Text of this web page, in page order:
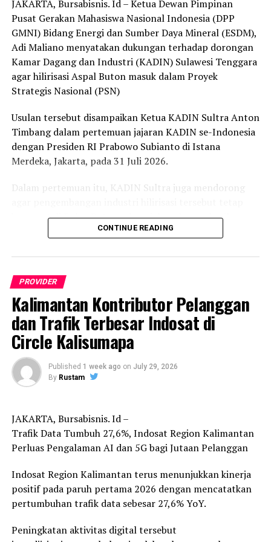
kasus tersebut membuat tantangan sendiri untuk
melakukan penyitaan dana yang dicuri.
Sumber : CNBCIndonesia.com
Penulis : Tam
Post Views: 9,055
UP NEXT
Presiden Prabowo Luncurkan Badan Pengelola Investasi
Daya Anagata Nusantara
Perumda Utama Sultra dan PT Medco Infrastruktur
JAKARTA, Bursabisnis. Id – Ketua Dewan Pimpinan
Pusat Gerakan Mahasiswa Nasional Indonesia (DPP
GMNI) Bidang Energi dan Sumber Daya Mineral (ESDM),
Adi Maliano menyatakan dukungan terhadap dorongan
Kamar Dagang dan Industri (KADIN) Sulawesi Tenggara
agar hilirisasi Aspal Buton masuk dalam Proyek
Strategis Nasional (PSN)
Usulan tersebut disampaikan Ketua KADIN Sultra Anton
Timbang dalam pertemuan jajaran KADIN se-Indonesia
dengan Presiden RI Prabowo Subianto di Istana
Merdeka, Jakarta, pada 31 Juli 2026.
Dalam pertemuan itu, KADIN Sultra juga mendorong
berpusat di Pulau Buton sebagai daerah penghasil.
momentum tersebut harus menjadi pintu masuk bagi
pemerintah, untuk membangun industri Aspal Buton
yang memberikan manfaat nyata bagi masyarakat
Sulawesi Tenggara.
” DPP GMNI Bidang ESDM mendukung Aspal Buton
masuk PSN. Tetapi kami ingin menegaskan bahwa
hilirisasi jangan hanya menjadi jargon. Hilirisasi harus
menghasilkan nilai tambah, membuka lapangan kerja,
meningkatkan pendapatan daerah, membangun industri
kesejahteraan rakyat Sulawesi Tenggara,” tegasnya.
Menurut GMNI, Aspal Buton bukan sekadar komoditas
tambang, melainkan salah satu kekayaan alam strategis
yang dapat menjadi instrumen untuk memperkuat
kedaulatan industri nasional
Karena itu, apabila pemerintah serius menjadikan
hilirisasi sebagai strategi pembangunan nasional, maka
CONTINUE READING
PROVIDER
Kalimantan Kontributor Pelanggan
dan Trafik Terbesar Indosat di
Circle Kalisumapa
Published 1 week ago on July 29, 2026
By Rustam
JAKARTA, Bursabisnis. Id –
Trafik Data Tumbuh 27,6%, Indosat Region Kalimantan
Perluas Pengalaman AI dan 5G bagi Jutaan Pelanggan
Indosat Region Kalimantan terus menunjukkan kinerja
positif pada paruh pertama 2026 dengan mencatatkan
pertumbuhan trafik data sebesar 27,6% YoY.
Peningkatan aktivitas digital tersebut